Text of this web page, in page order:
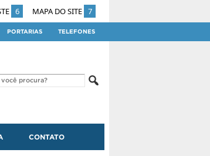
6 MAPA DO SITE 7
PORTARIAS TELEFONES
CONTATO